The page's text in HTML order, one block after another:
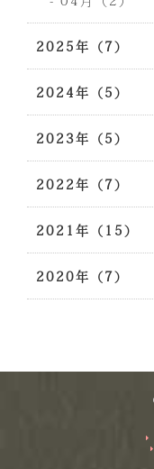
2025年（7）
2024年（5）
2023年（5）
2022年（7）
2021年（15）
2020年（7）